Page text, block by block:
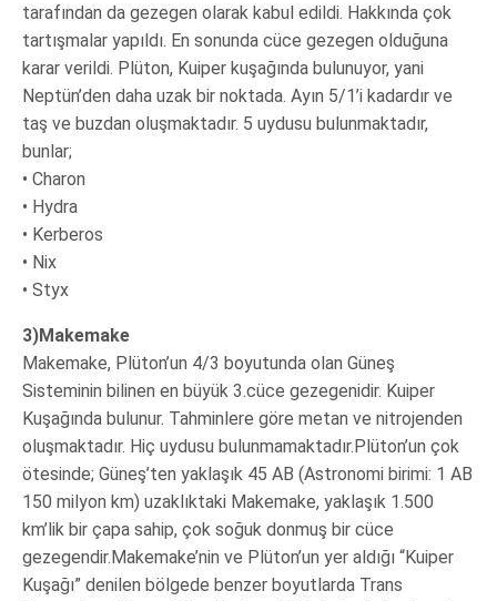
tarafından da gezegen olarak kabul edildi. Hakkında çok
tartışmalar yapıldı. En sonunda cüce gezegen olduğuna
karar verildi. Plüton, Kuiper kuşağında bulunuyor, yani
Neptün’den daha uzak bir noktada. Ayın 5/1’i kadardır ve
taş ve buzdan oluşmaktadır. 5 uydusu bulunmaktadır,
bunlar;
• Charon
• Hydra
• Kerberos
• Nix
• Styx
3)Makemake
Makemake, Plüton’un 4/3 boyutunda olan Güneş
Sisteminin bilinen en büyük 3.cüce gezegenidir. Kuiper
Kuşağında bulunur. Tahminlere göre metan ve nitrojenden
oluşmaktadır. Hiç uydusu bulunmamaktadır.Plüton’un çok
ötesinde; Güneş’ten yaklaşık 45 AB (Astronomi birimi: 1 AB
150 milyon km) uzaklıktaki Makemake, yaklaşık 1.500
km’lik bir çapa sahip, çok soğuk donmuş bir cüce
gezegendir.Makemake’nin ve Plüton’un yer aldığı “Kuiper
Kuşağı” denilen bölgede benzer boyutlarda Trans